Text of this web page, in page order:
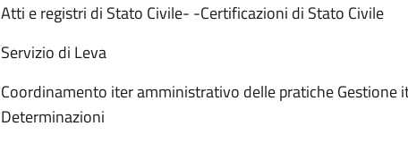
Atti e registri di Stato Civile- -Certificazioni di Stato Civile
Servizio di Leva
Coordinamento iter amministrativo delle pratiche Gestione
Determinazioni